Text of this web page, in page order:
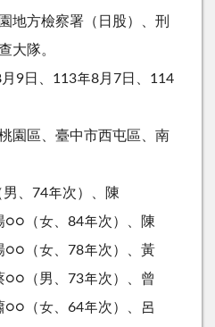
地方檢察署（日股）、刑
大隊。
9日、113年8月7日、114
園區、臺中市西屯區、南
、74年次）、陳
（女、84年次）、陳
○○（女、78年次）、黃
（男、73年次）、曾
（女、64年次）、呂